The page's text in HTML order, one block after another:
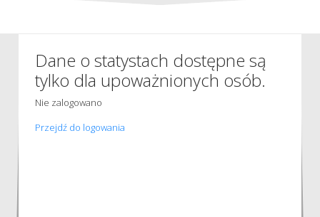
Dane o statystach dostępne są
tylko dla upoważnionych osób.
Nie zalogowano
Przejdź do logowania